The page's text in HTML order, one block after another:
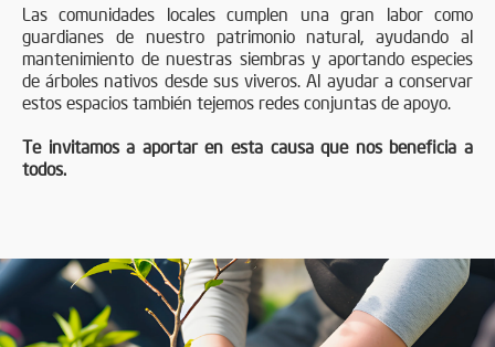
Las comunidades locales cumplen una gran labor como
guardianes de nuestro patrimonio natural, ayudando al
mantenimiento de nuestras siembras y aportando especies
de árboles nativos desde sus viveros. Al ayudar a conservar
estos espacios también tejemos redes conjuntas de apoyo.
Te invitamos a aportar en esta causa que nos beneficia a
todos.